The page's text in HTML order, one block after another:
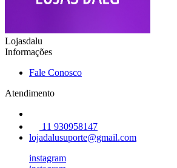
Lojasdalu
Informações
Fale Conosco
Atendimento
11 930958147
lojadalusuporte@gmail.com
instagram